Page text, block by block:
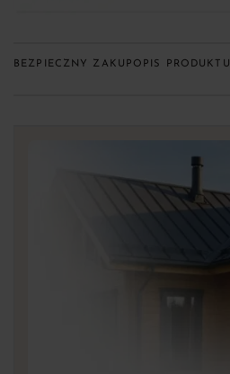
BEZPIECZNY ZAKUP OPIS PRODUKTU